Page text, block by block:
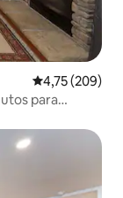
4,75 de uma
4,75 (209)
para